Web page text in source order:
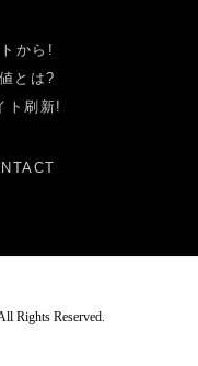
から!
とは?
ト刷新!
Rights Reserved.